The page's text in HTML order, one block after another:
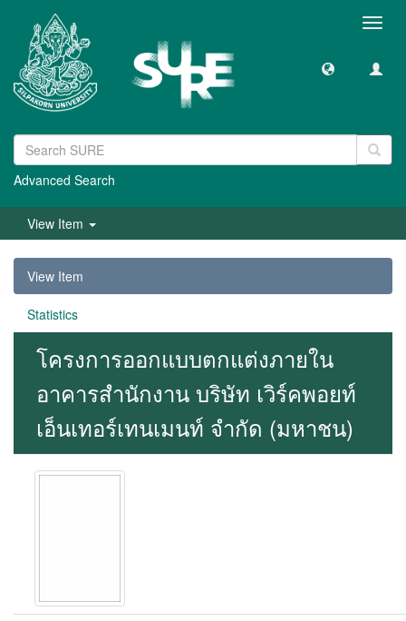
Advanced Search
View Item
View Item
Statistics
โครงการออกแบบตกแต่งภายใน
อาคารสำนักงาน บริษัท เวิร์คพอยท์
เอ็นเทอร์เทนเมนท์ จำกัด (มหาชน)